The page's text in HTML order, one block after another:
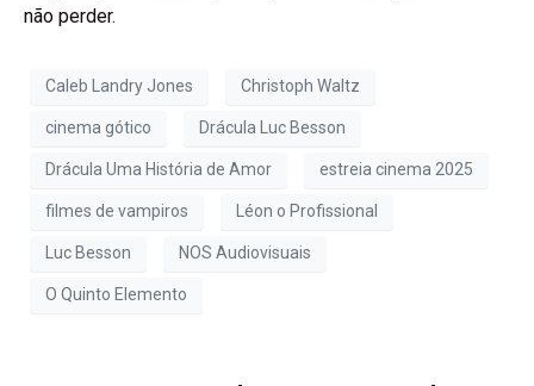
não perder.
Caleb Landry Jones Christoph Waltz
cinema gótico Drácula Luc Besson
Drácula Uma História de Amor estreia cinema 2025
filmes de vampiros Léon o Profissional
Luc Besson NOS Audiovisuais
O Quinto Elemento